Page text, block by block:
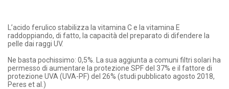
L’acido ferulico stabilizza la vitamina C e la vitamina E
raddoppiando, di fatto, la capacità del preparato di difendere la
pelle dai raggi UV.
Ne basta pochissimo: 0,5%. La sua aggiunta a comuni filtri solari ha
permesso di aumentare la protezione SPF del 37% e il fattore di
protezione UVA (UVA-PF) del 26% (studi pubblicato agosto 2018,
Peres et al.)